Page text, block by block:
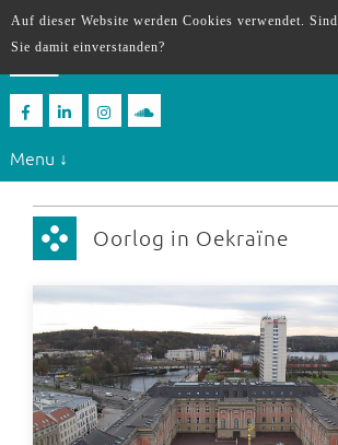
Menu ↓
Oorlog in Oekraïne
Auf dieser Website werden Cookies verwendet. Sind
Sie damit einverstanden?